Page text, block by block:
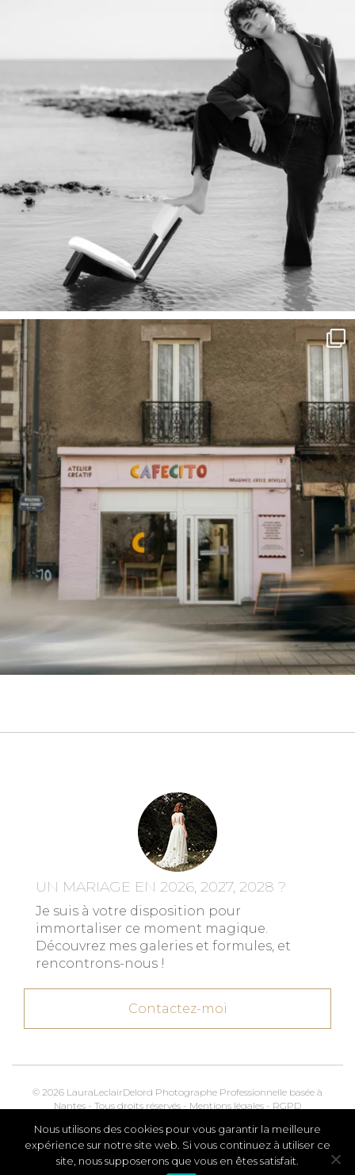
UN MARIAGE EN 2026, 2027, 2028 ?
Je suis à votre disposition pour
immortaliser ce moment magique.
Découvrez mes galeries et formules, et
rencontrons-nous !
Contactez-moi
© 2026 LauraLeclairDelord Photographe Professionnelle basée à
Nantes - Tous droits réservés - Mentions légales - RGPD
Kroox.ioMarketing, Creative & Digital
Nous utilisons des cookies pour vous garantir la meilleure
expérience sur notre site web. Si vous continuez à utiliser ce
site, nous supposerons que vous en êtes satisfait.